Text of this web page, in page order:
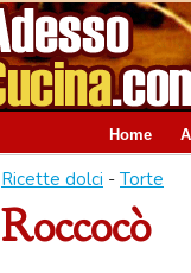
Home
Ricette dolci - Torte
Roccocò